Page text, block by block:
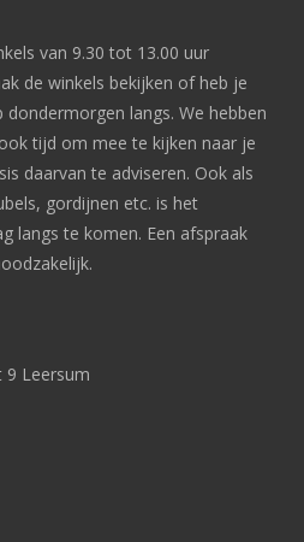
van 9.30 tot 13.00 uur
de winkels bekijken of heb je
dondermorgen langs. We hebben
tijd om mee te kijken naar je
daarvan te adviseren. Ook als
gordijnen etc. is het
langs te komen. Een afspraak
9 Leersum